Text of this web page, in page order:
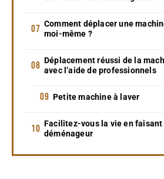
Comment déplacer une
moi-même ?
Déplacement réussi de la
avec l’aide de professionnels
Petite machine à laver
Facilitez-vous la vie en faisant
déménageur